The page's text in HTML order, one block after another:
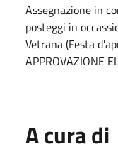
Assegnazione in
posteggi in
Vetrana (Festa
APPROVAZIONE
A cura di